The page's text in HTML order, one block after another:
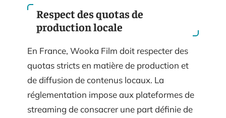
Respect des quotas de
production locale
En France, Wooka Film doit respecter des
quotas stricts en matière de production et
de diffusion de contenus locaux. La
réglementation impose aux plateformes de
streaming de consacrer une part définie de